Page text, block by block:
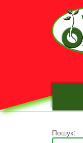
Пошук: